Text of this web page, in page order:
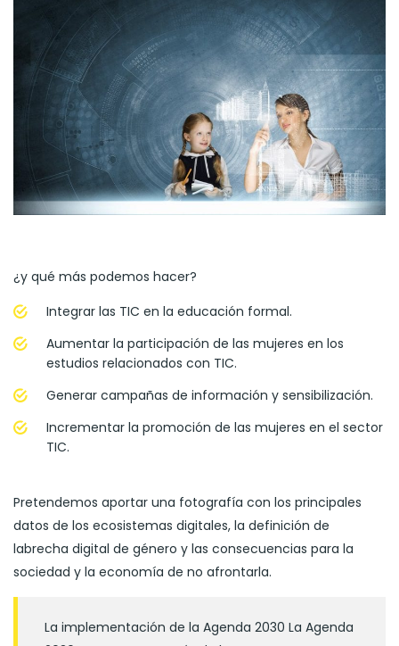
¿y qué más podemos hacer?
Integrar las TIC en la educación formal.
Aumentar la participación de las mujeres en los
estudios relacionados con TIC.
Generar campañas de información y sensibilización.
Incrementar la promoción de las mujeres en el sector
TIC.
Pretendemos aportar una fotografía con los principales
datos de los ecosistemas digitales, la definición de
labrecha digital de género y las consecuencias para la
sociedad y la economía de no afrontarla.
La implementación de la Agenda 2030 La Agenda